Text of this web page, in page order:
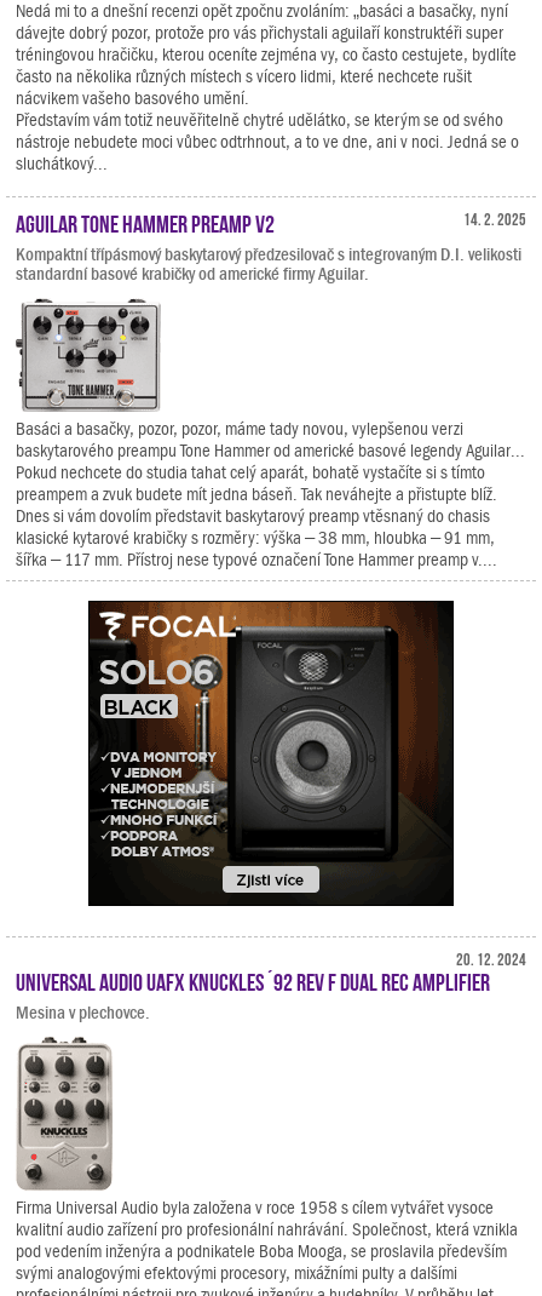
Nedá mi to a dnešní recenzi opět zpočnu zvoláním: „basáci a basačky, nyní
dávejte dobrý pozor, protože pro vás přichystali aguilaří konstruktéři super
tréningovou hračičku, kterou oceníte zejména vy, co často cestujete, bydlíte
často na několika různých místech s vícero lidmi, které nechcete rušit
nácvikem vašeho basového umění.
Představím vám totiž neuvěřitelně chytré udělátko, se kterým se od svého
nástroje nebudete moci vůbec odtrhnout, a to ve dne, ani v noci. Jedná se o
sluchátkový...
14. 2. 2025
Aguilar Tone Hammer Preamp V2
Kompaktní třípásmový baskytarový předzesilovač s integrovaným D.I. velikosti
standardní basové krabičky od americké firmy Aguilar.
Basáci a basačky, pozor, pozor, máme tady novou, vylepšenou verzi
baskytarového preampu Tone Hammer od americké basové legendy Aguilar...
Pokud nechcete do studia tahat celý aparát, bohatě vystačíte si s tímto
preampem a zvuk budete mít jedna báseň. Tak neváhejte a přistupte blíž.
Dnes si vám dovolím představit baskytarový preamp vtěsnaný do chasis
klasické kytarové krabičky s rozměry: výška – 38 mm, hloubka – 91 mm,
šířka – 117 mm. Přístroj nese typové označení Tone Hammer preamp v....
20. 12. 2024
Universal Audio UAFX Knuckles ´92 Rev F Dual Rec Amplifier
Mesina v plechovce.
Firma Universal Audio byla založena v roce 1958 s cílem vytvářet vysoce
kvalitní audio zařízení pro profesionální nahrávání. Společnost, která vznikla
pod vedením inženýra a podnikatele Boba Mooga, se proslavila především
svými analogovými efektovými procesory, mixážními pulty a dalšími